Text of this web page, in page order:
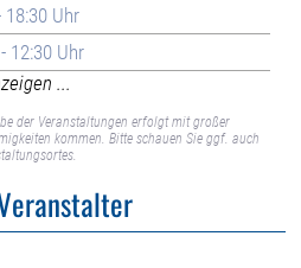
18:30 Uhr
12:30 Uhr
...
der Veranstaltungen erfolgt mit großer
kommen. Bitte schauen Sie ggf. auch